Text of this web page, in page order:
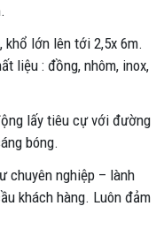
lớn lên tới 2,5x 6m.
liệu : đồng, nhôm, inox,
lấy tiêu cự với đường
bóng.
chuyên nghiệp – lành
khách hàng. Luôn đảm